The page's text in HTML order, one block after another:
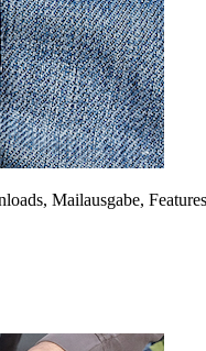
Mailausgabe,